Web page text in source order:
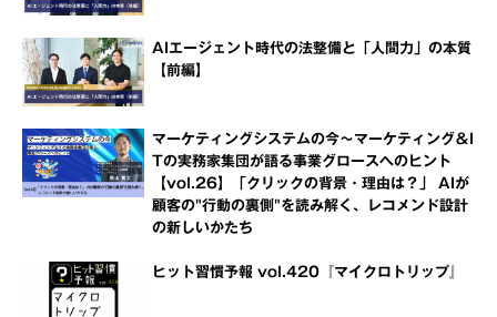
AIエージェント時代の法整備と「人間力」の本質
【前編】
マーケティングシステムの今～マーケティング＆I
Tの実務家集団が語る事業グロースへのヒント
【vol.26】「クリックの背景・理由は？」 AIが
顧客の"行動の裏側"を読み解く、レコメンド設計
の新しいかたち
ヒット習慣予報 vol.420『マイクロトリップ』